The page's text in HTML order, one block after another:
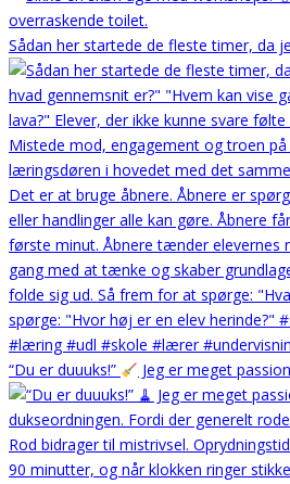
Sådan her startede de fleste timer, da
“Du er duuuks!” Jeg er meget